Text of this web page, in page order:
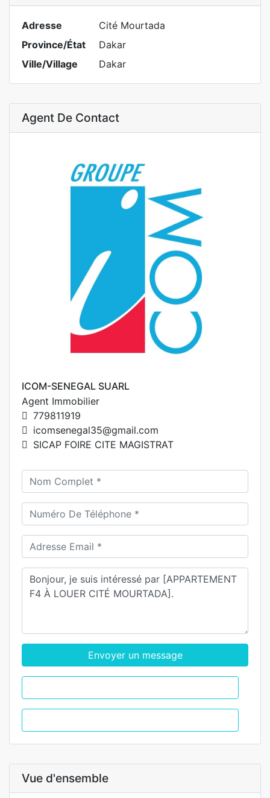
Adresse
Cité Mourtada
Province/État
Dakar
Ville/Village
Dakar
Agent De Contact
ICOM-SENEGAL SUARL
Agent Immobilier
779811919
icomsenegal35@gmail.com
SICAP FOIRE CITE MAGISTRAT
Envoyer un message
Vue d'ensemble